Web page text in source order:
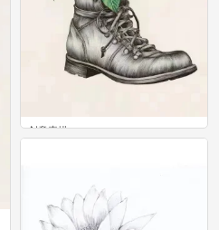
创意素描